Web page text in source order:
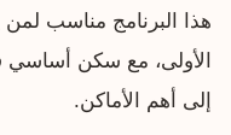
هذا البرنامج مناسب لمن
الأولى، مع سكن أساسي
إلى أهم الأماكن.